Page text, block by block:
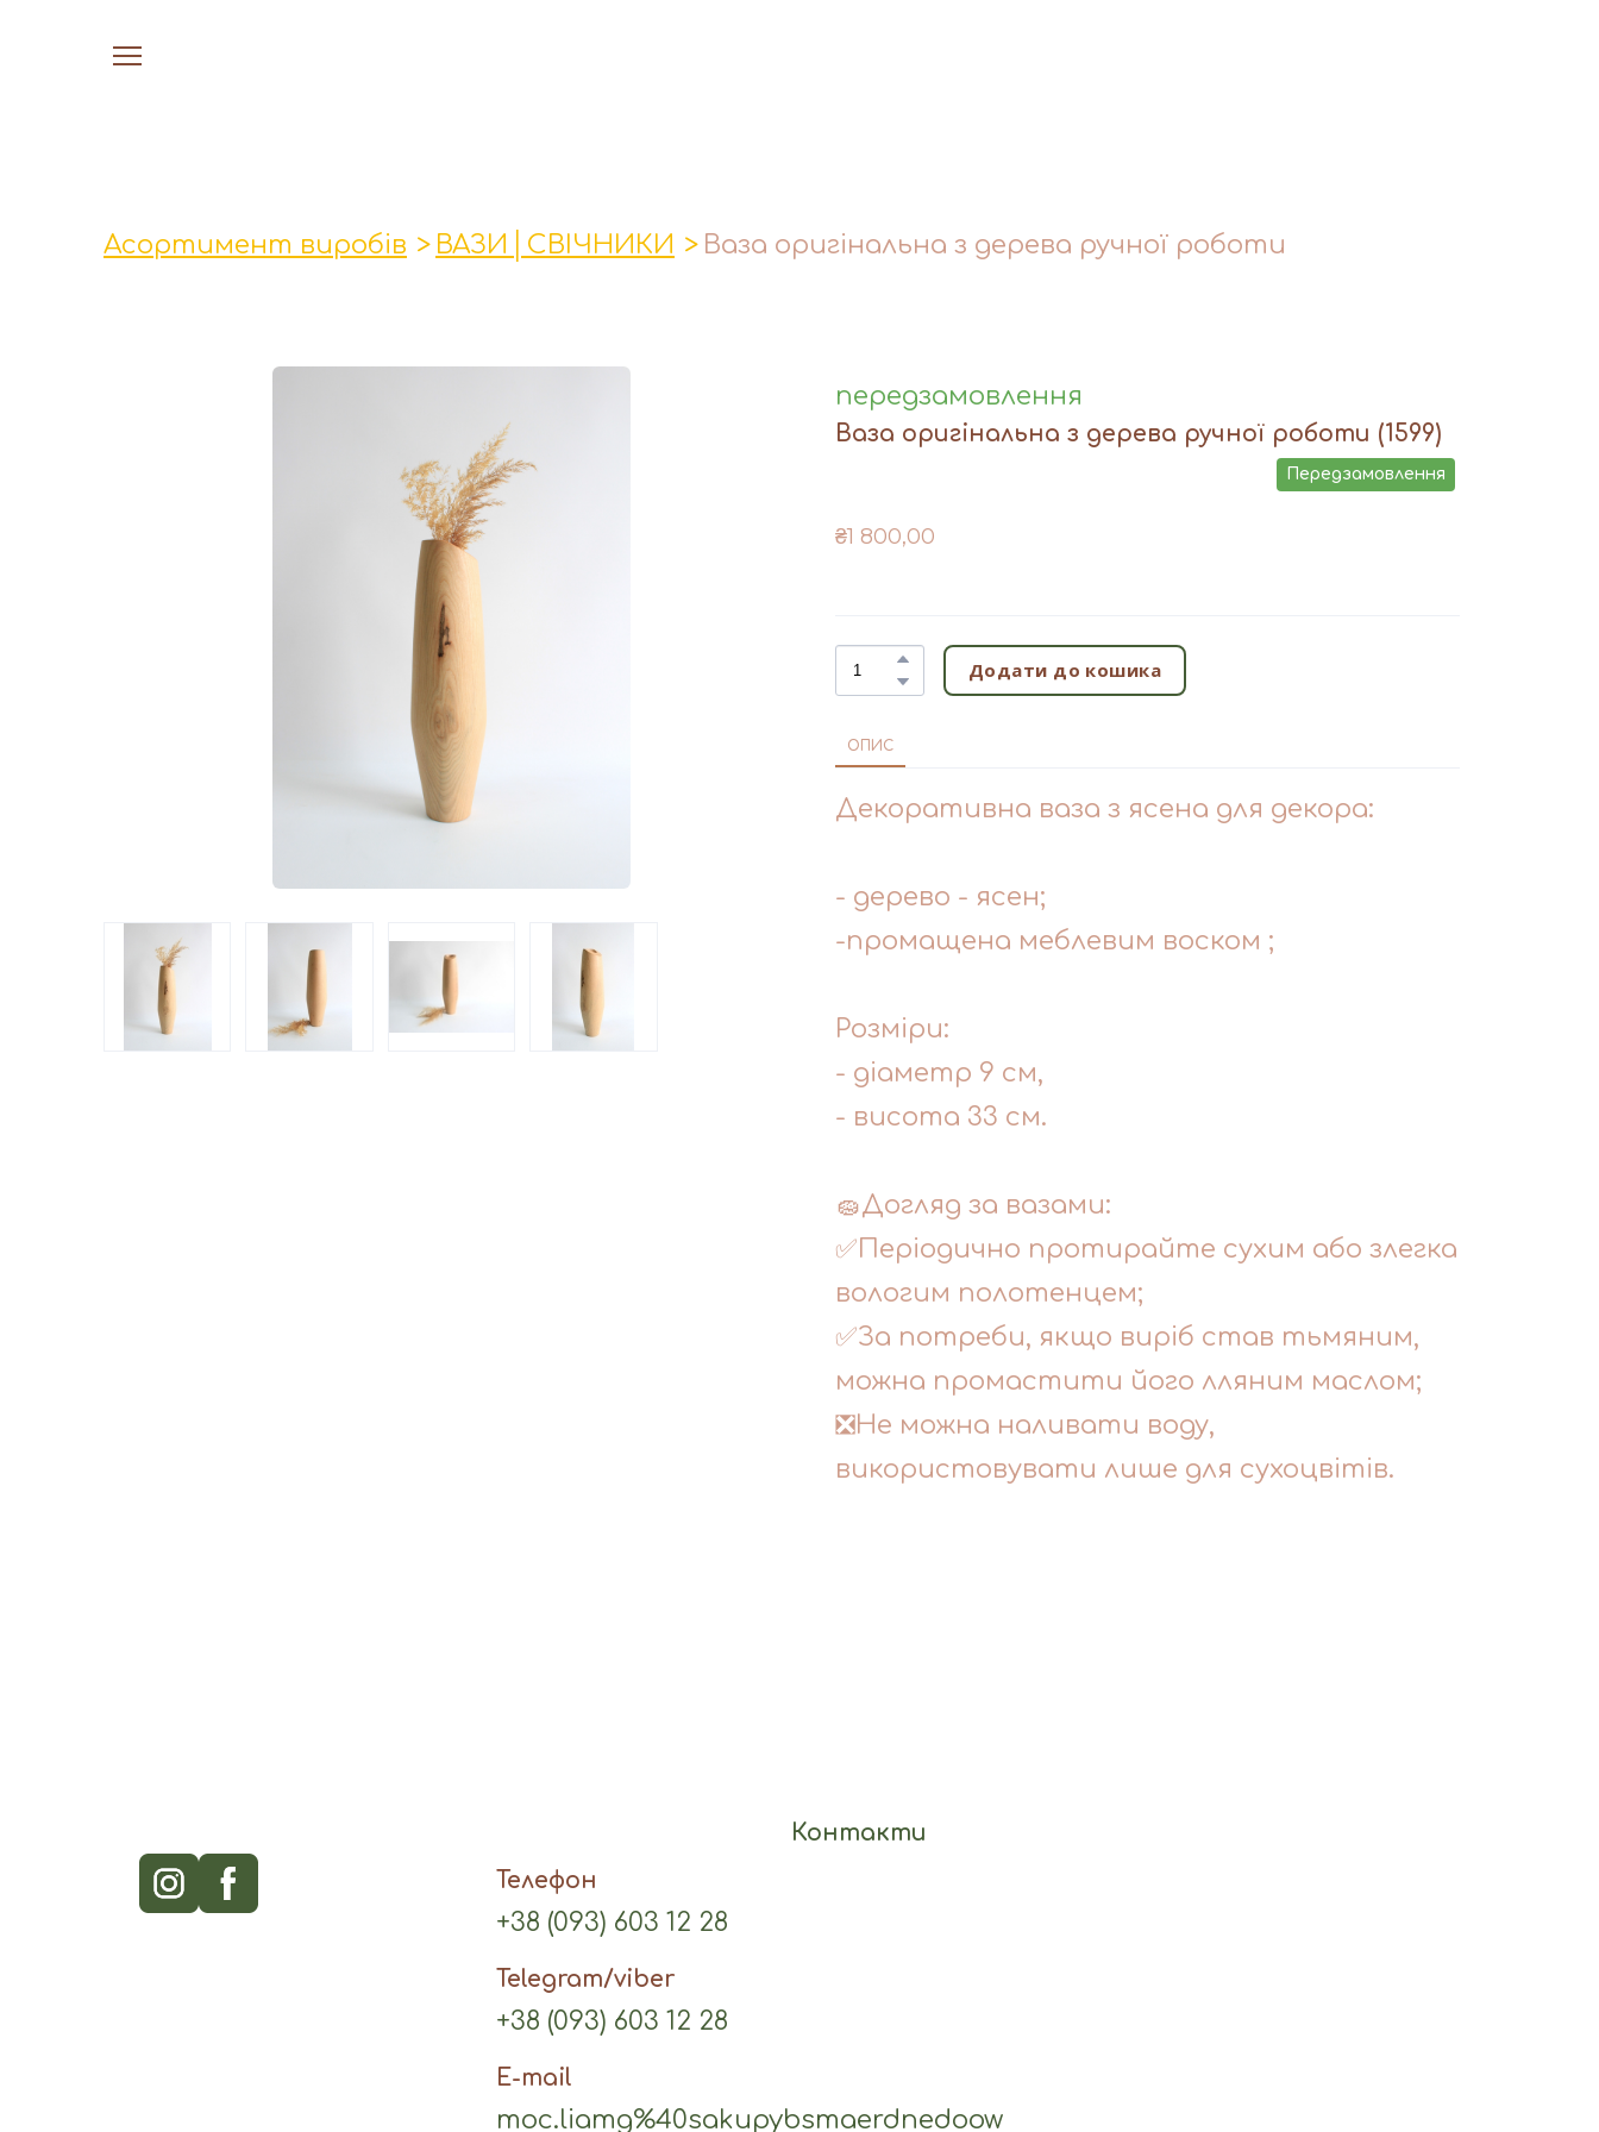
Асортимент виробів ВАЗИ│СВІЧНИКИ Ваза оригінальна з дерева ручної роботи
передзамовлення
Ваза оригінальна з дерева ручної роботи (1599)
Передзамовлення
₴1 800,00
Додати до кошика
ОПИС
Декоративна ваза з ясена для декора:
- дерево - ясен;
-промащена меблевим воском ;
Розміри:
- діаметр 9 см,
- висота 33 см.
🧽Догляд за вазами:
✅Періодично протирайте сухим або злегка
вологим полотенцем;
✅За потреби, якщо виріб став тьмяним,
можна промастити його лляним маслом;
❎Не можна наливати воду,
використовувати лише для сухоцвітів.
Контакти
Телефон
+38 (093) 603 12 28
Telegram/viber
+38 (093) 603 12 28
E-mail
moc.liamg%40sakupybsmaerdnedoow